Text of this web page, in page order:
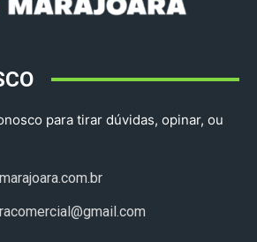
para tirar dúvidas, opinar, ou